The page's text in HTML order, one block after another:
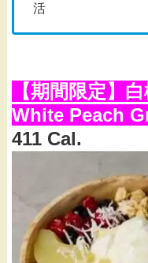
活
【期間限定】
White Peach
411 Cal.